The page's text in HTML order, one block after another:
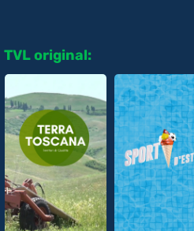
TVL original: